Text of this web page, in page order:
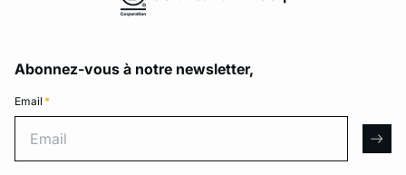
Abonnez-vous à notre newsletter,
Email *